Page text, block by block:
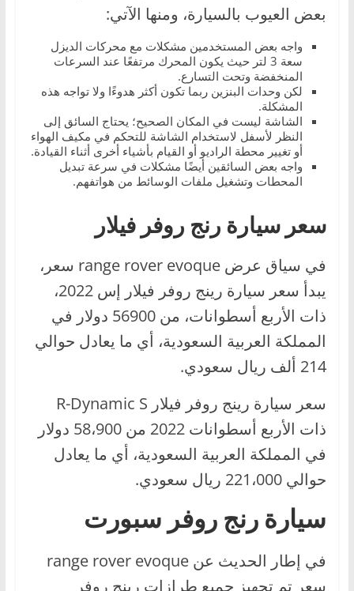
بعض العيوب بالسيارة، ومنها الآتي:
واجه بعض المستخدمين مشكلات مع محركات الديزل
سعة 3 لتر حيث يكون المحرك مرتفعًا عند السرعات
المنخفضة وتحت التسارع.
لكن وحدات البنزين ربما تكون أكثر هدوءًا ولا تواجه هذه
المشكلة.
الشاشة ليست في المكان الصحيح؛ يحتاج السائق إلى
النظر لأسفل لاستخدام الشاشة للتحكم في مكيف الهواء
أو تغيير محطة الراديو أو القيام بأشياء أخرى أثناء القيادة.
واجه بعض السائقين أيضًا مشكلات في سرعة تبديل
المحطات وتشغيل ملفات الوسائط من هواتفهم.
سعر سيارة رنج روفر فيلار
في سياق عرض range rover evoque سعر،
يبدأ سعر سيارة رينج روفر فيلار إس 2022،
ذات الأربع أسطوانات، من 56900 دولار في
المملكة العربية السعودية، أي ما يعادل حوالي
214 ألف ريال سعودي.
سعر سيارة رينج روفر فيلار R-Dynamic S
ذات الأربع أسطوانات 2022 من 58،900 دولار
في المملكة العربية السعودية، أي ما يعادل
حوالي 221،000 ريال سعودي.
سيارة رنج روفر سبورت
في إطار الحديث عن range rover evoque
سعر تم تجهيز جميع طرازات رينج روفر